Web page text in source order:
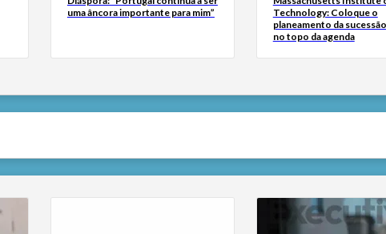
uma âncora importante para mim”
Technology: Coloque o
planeamento da
no topo da agenda